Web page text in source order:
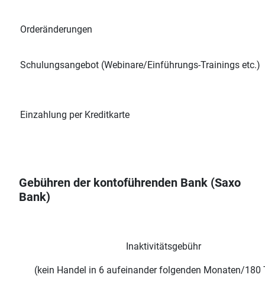
Orderänderungen
Schulungsangebot (Webinare/Einführungs-Trainings etc.)
Einzahlung per Kreditkarte
Gebühren der kontoführenden Bank (Saxo
Bank)
Inaktivitätsgebühr
(kein Handel in 6 aufeinander folgenden Monaten/180